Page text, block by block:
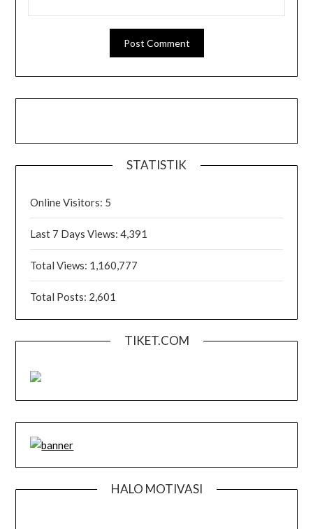
STATISTIK
Online Visitors: 5
Last 7 Days Views:4,391
Total Views: 1,160,777
Total Posts: 2,601
TIKET.COM
HALO MOTIVASI